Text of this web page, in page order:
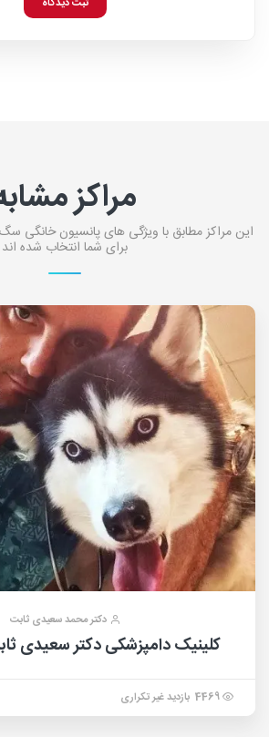
ثبت دیدگاه
مراکز
این مراکز مطابق با ویژگی های پانسیون خانگی
برای شما انتخاب شده اند
دکتر محمد سعیدی ثابت
کلینیک دامپزشکی دکتر سعیدی
4469 بازدید غیر تکراری